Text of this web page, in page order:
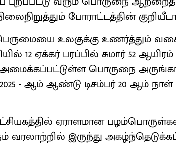
போராட்டத்தின்
உலகுக்கு உணர்த்தும்
12 ஏக்கர் பரப்பில் சுமார் 52 ஆயிரம்
பொருநை
- ஆம் ஆண்டு டிசம்பர் 20 ஆம் நாள்
ஏராளமான
வரலாற்றில் இருந்து